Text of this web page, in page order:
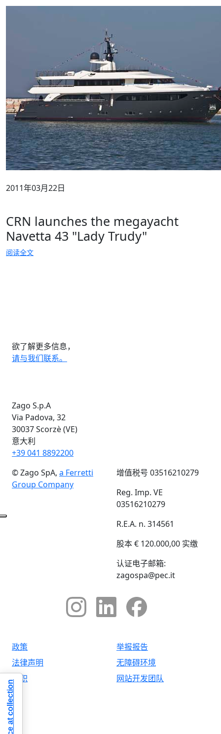
2011年03月22日
CRN launches the megayacht
Navetta 43 "Lady Trudy"
阅读全文
欲了解更多信息，
请与我们联系。
Zago S.p.A
Via Padova, 32
30037 Scorzè (VE)
意大利
+39 041 8892200
© Zago SpA, a Ferretti
Group Company
政策
法律声明
求职
举报报告
无障碍环境
网站开发团队
增值税号 03516210279
Reg. Imp. VE
03516210279
R.E.A. n. 314561
股本 € 120.000,00 实缴
认证电子邮箱:
zagospa@pec.it
Notice at collection